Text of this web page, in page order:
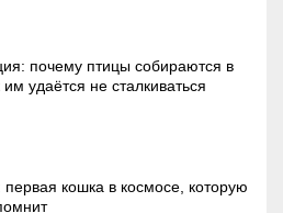
почему птицы собираются в
им удаётся не сталкиваться
первая кошка в космосе, которую